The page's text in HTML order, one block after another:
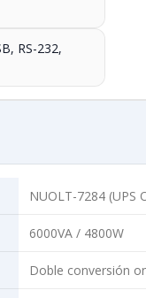
RS-232,
NUOLT-7284 (UPS
6000VA / 4800W
Doble conversión